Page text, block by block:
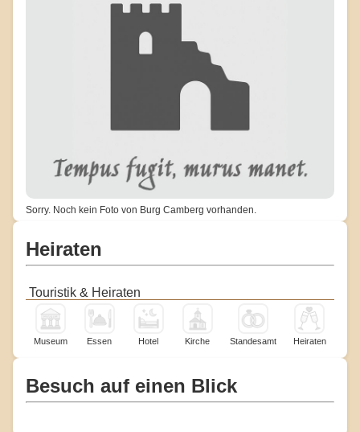
Sorry. Noch kein Foto von Burg Camberg vorhanden.
Heiraten
Touristik & Heiraten
Museum Essen Hotel Kirche Standesamt Heiraten
Besuch auf einen Blick